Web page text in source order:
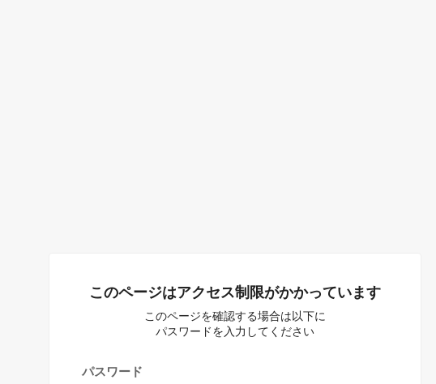
このページはアクセス制限がかかっています
このページを確認する場合は以下に
パスワードを入力してください
パスワード